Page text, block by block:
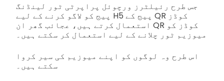
جس طرح رئیلٹرز ورچوئل پراپرٹی ٹور لینڈنگ
پیج کو لاگو کرنے کے لیے H5 پیج کے QR کوڈز
استعمال کرتے ہیں، عجائب گھر ان QR کوڈز کو
میوزیم ٹور چلانے کے لیے استعمال کر سکتے ہیں۔
اس طرح وہ لوگوں کو اپنے میوزیم کی سیر کروا
سکتے ہیں۔